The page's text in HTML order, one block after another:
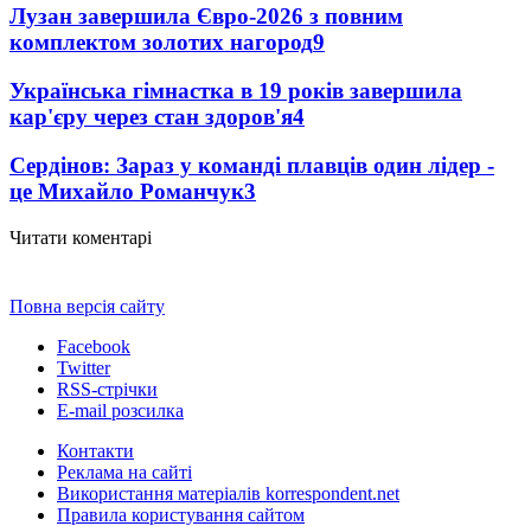
Лузан завершила Євро-2026 з повним
комплектом золотих нагород9
Українська гімнастка в 19 років завершила
кар'єру через стан здоров'я4
Сердінов: Зараз у команді плавців один лідер -
це Михайло Романчук3
Читати коментарі
Повна версія сайту
Facebook
Twitter
RSS-стрічки
E-mail розсилка
Контакти
Реклама на сайті
Використання матеріалів korrespondent.net
Правила користування сайтом